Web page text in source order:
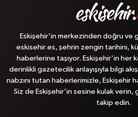
Eskişehir'in merkezinden doğru ve
eskisehir.es, şehrin zengin tarihini,
haberlerine taşıyor. Eskişehir'in her
derinlikli gazetecilik anlayışıyla bilgi
nabzını tutan haberlerimizle, Eskişehir
Siz de Eskişehir'in sesine kulak verin,
takip edin.